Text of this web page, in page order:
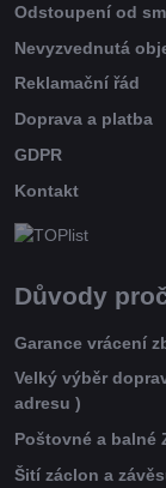
Odstoupení od
Nevyzvednutá
Reklamační řád
Doprava a platba
GDPR
Kontakt
Důvody
Garance vrácení
Velký výběr
adresu )
Poštovné a balné
Šití záclon a